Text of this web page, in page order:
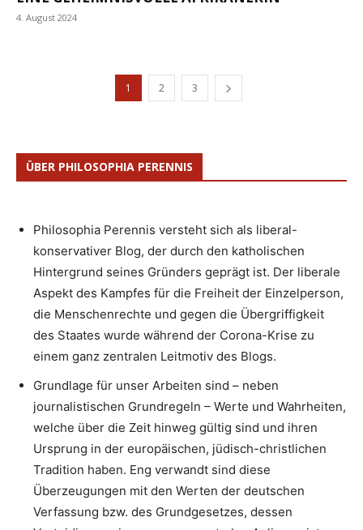
4. August 2024
1 2 3
ÜBER PHILOSOPHIA PERENNIS
Philosophia Perennis versteht sich als liberal-
konservativer Blog, der durch den katholischen
Hintergrund seines Gründers geprägt ist. Der liberale
Aspekt des Kampfes für die Freiheit der Einzelperson,
die Menschenrechte und gegen die Übergriffigkeit
des Staates wurde während der Corona-Krise zu
einem ganz zentralen Leitmotiv des Blogs.
Grundlage für unser Arbeiten sind – neben
journalistischen Grundregeln – Werte und Wahrheiten,
welche über die Zeit hinweg gültig sind und ihren
Ursprung in der europäischen, jüdisch-christlichen
Tradition haben. Eng verwandt sind diese
Überzeugungen mit den Werten der deutschen
Verfassung bzw. des Grundgesetzes, dessen